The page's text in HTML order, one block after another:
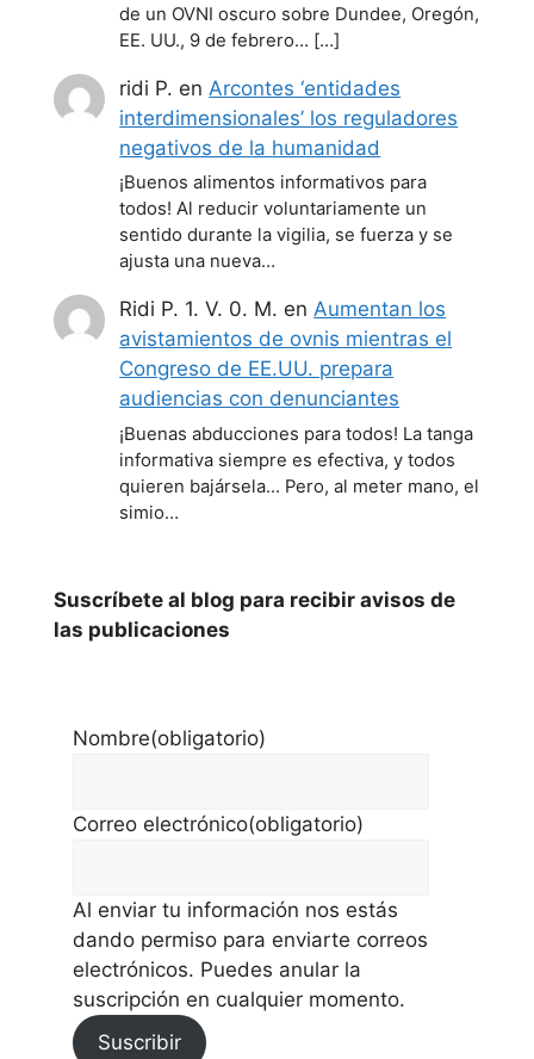
de un OVNI oscuro sobre Dundee, Oregón,
EE. UU., 9 de febrero… […]
ridi P. en Arcontes ‘entidades
interdimensionales’ los reguladores
negativos de la humanidad
¡Buenos alimentos informativos para
todos! Al reducir voluntariamente un
sentido durante la vigilia, se fuerza y se
ajusta una nueva…
Ridi P. 1. V. 0. M. enAumentan los
avistamientos de ovnis mientras el
Congreso de EE.UU. prepara
audiencias con denunciantes
¡Buenas abducciones para todos! La tanga
informativa siempre es efectiva, y todos
quieren bajársela... Pero, al meter mano, el
simio…
Suscríbete al blog para recibir avisos de
las publicaciones
Nombre(obligatorio)
Correo electrónico(obligatorio)
Al enviar tu información nos estás
dando permiso para enviarte correos
electrónicos. Puedes anular la
suscripción en cualquier momento.
Suscribir